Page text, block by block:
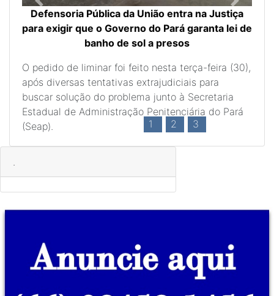
1 2 3
Defensoria Pública da União entra na Justiça
para exigir que o Governo do Pará garanta lei de
banho de sol a presos
O pedido de liminar foi feito nesta terça-feira (30),
após diversas tentativas extrajudiciais para
buscar solução do problema junto à Secretaria
Estadual de Administração Penitenciária do Pará
(Seap).
Previous Next
.